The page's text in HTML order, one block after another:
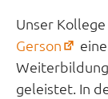
Unser Kollege
Gerson
in
geleistet. In